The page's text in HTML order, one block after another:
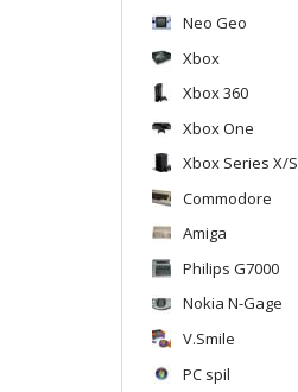
Neo Geo
Xbox
Xbox 360
Xbox One
Xbox Series X/S
Commodore
Amiga
Philips G7000
Nokia N-Gage
V.Smile
PC spil